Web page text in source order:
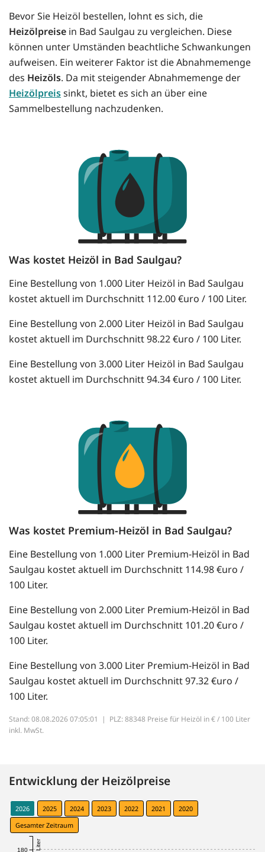
Bevor Sie Heizöl bestellen, lohnt es sich, die
Heizölpreise in Bad Saulgau zu vergleichen. Diese
können unter Umständen beachtliche Schwankungen
aufweisen. Ein weiterer Faktor ist die Abnahmemenge
des Heizöls. Da mit steigender Abnahmemenge der
Heizölpreissinkt, bietet es sich an über eine
Sammelbestellung nachzudenken.
Was kostet Heizöl in Bad Saulgau?
Eine Bestellung von 1.000 Liter Heizöl in Bad Saulgau
kostet aktuell im Durchschnitt 112.00 €uro / 100 Liter.
Eine Bestellung von 2.000 Liter Heizöl in Bad Saulgau
kostet aktuell im Durchschnitt 98.22 €uro / 100 Liter.
Eine Bestellung von 3.000 Liter Heizöl in Bad Saulgau
kostet aktuell im Durchschnitt 94.34 €uro / 100 Liter.
Was kostet Premium-Heizöl in Bad Saulgau?
Eine Bestellung von 1.000 Liter Premium-Heizöl in Bad
Saulgau kostet aktuell im Durchschnitt 114.98 €uro /
100 Liter.
Eine Bestellung von 2.000 Liter Premium-Heizöl in Bad
Saulgau kostet aktuell im Durchschnitt 101.20 €uro /
100 Liter.
Eine Bestellung von 3.000 Liter Premium-Heizöl in Bad
Saulgau kostet aktuell im Durchschnitt 97.32 €uro /
100 Liter.
Stand: 08.08.2026 07:05:01 | PLZ: 88348 Preise für Heizöl in € / 100 Liter
inkl. MwSt.
Entwicklung der Heizölpreise
2026 2025 2024 2023 2022 2021
2020
Gesamter Zeitraum
180